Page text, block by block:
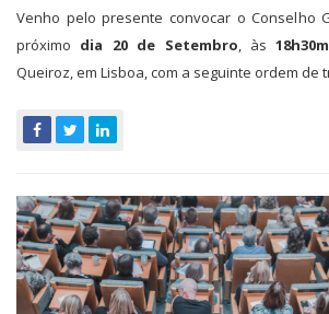
Venho pelo presente convocar o Conselho
próximo dia 20 de Setembro, às
Queiroz, em Lisboa, com a seguinte ordem de